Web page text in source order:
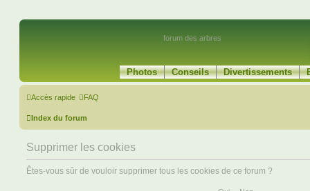
forum des arbres
Photos Conseils Divertissements
Accès rapide FAQ
Index du forum
Supprimer les cookies
Êtes-vous sûr de vouloir supprimer tous les cookies de ce forum ?